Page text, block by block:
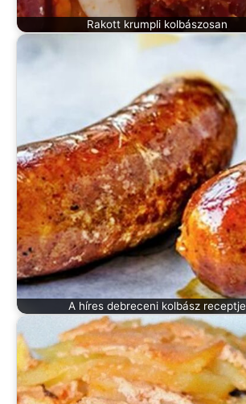
Rakott krumpli kolbászosan
A híres debreceni kolbász receptje